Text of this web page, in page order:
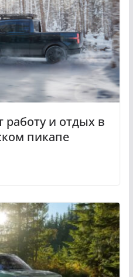
работу и отдых в
пикапе